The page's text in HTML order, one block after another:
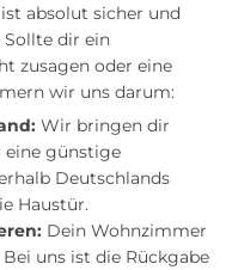
absolut sicher und
dir ein
zusagen oder eine
wir uns darum:
Wir bringen dir
günstige
Deutschlands
Haustür.
Dein Wohnzimmer
uns ist die Rückgabe